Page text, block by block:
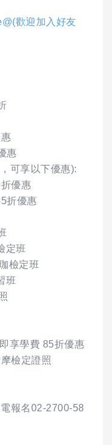
歡迎加入好友
惠
可享以下優惠):
優惠
折優惠
定班
檢定班
班
享學費 85折優惠
檢定證照
報名02-2700-58